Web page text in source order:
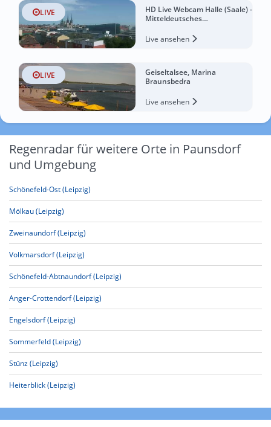
LIVE
HD Live Webcam Halle (Saale) -
Mitteldeutsches
Live ansehen
LIVE
Geiseltalsee, Marina
Braunsbedra
Live ansehen
Regenradar für weitere Orte in Paunsdorf
und Umgebung
Schönefeld-Ost (Leipzig)
Mölkau (Leipzig)
Zweinaundorf (Leipzig)
Volkmarsdorf (Leipzig)
Schönefeld-Abtnaundorf (Leipzig)
Anger-Crottendorf (Leipzig)
Engelsdorf (Leipzig)
Sommerfeld (Leipzig)
Stünz (Leipzig)
Heiterblick (Leipzig)